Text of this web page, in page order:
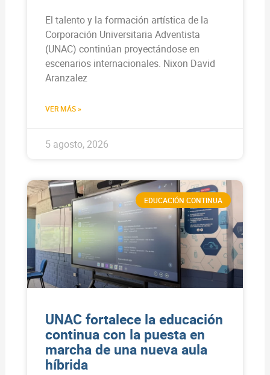
El talento y la formación artística de la
Corporación Universitaria Adventista
(UNAC) continúan proyectándose en
escenarios internacionales. Nixon David
Aranzalez
VER MÁS »
5 agosto, 2026
EDUCACIÓN CONTINUA
UNAC fortalece la educación
continua con la puesta en
marcha de una nueva aula
híbrida